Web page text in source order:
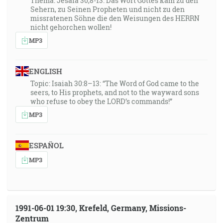
33:01
A pýtali sa ho aj vojaci a hovorili: A my čo budeme
robiť? A povedal im: Nikoho nezastrašujte a tak
nezdierajte ani nerobte ničoho podvodne a majte dosť
33:25
… za najvyššieho kňaza Annáša a Kaifáša stalo sa
slovo Božie k Jánovi, synovi Zachariášovmu, na púšti.
[Lk 3:2]
35:44
Odpovedali a riekli mu: Naším otcom je Abrahám. Na
to im povedal Ježiš: Keby ste boli deťmi
8:39]
35:54
Sehern, zu Seinen Propheten und nicht zu den
missratenen Söhne die den Weisungen des HERRN
nicht gehorchen wollen!
MP3
ENGLISH
Topic: Isaiah 30:8–13: “The Word of God came to the
seers, to His prophets, and not to the wayward sons
who refuse to obey the LORD’s commands!”
MP3
ESPAÑOL
MP3
1991-06-01 19:30, Krefeld, Germany, Missions-
Zentrum